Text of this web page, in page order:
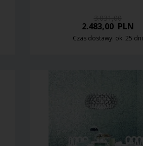
2.483,00PLN
Czas dostawy: ok. 25 dni